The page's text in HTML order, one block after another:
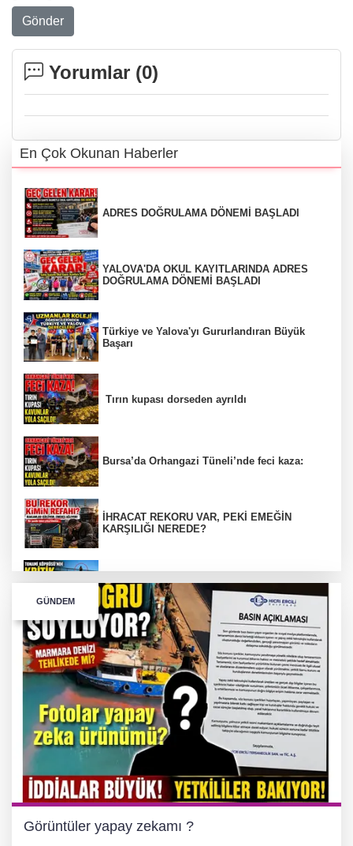
Gönder
Yorumlar (0)
En Çok Okunan Haberler
ADRES DOĞRULAMA DÖNEMİ BAŞLADI
YALOVA'DA OKUL KAYITLARINDA ADRES
DOĞRULAMA DÖNEMİ BAŞLADI
Türkiye ve Yalova'yı Gururlandıran Büyük
Başarı
Tırın kupası dorseden ayrıldı
Bursa’da Orhangazi Tüneli’nde feci kaza:
İHRACAT REKORU VAR, PEKİ EMEĞİN
KARŞILIĞI NEREDE?
TONAMİ KÖPRÜSÜ'NDE PANİK!
GÜNEY MARMARA OTOYOLU İMAR
PLANLARI ASKIDA!
GÜNEY MARMARA OTOYOLU İMAR
PLANLARI ASKIDA!
256 PARÇA ESER ELE GEÇİRİLDİ
GÜNDEM
Görüntüler yapay zekamı ?